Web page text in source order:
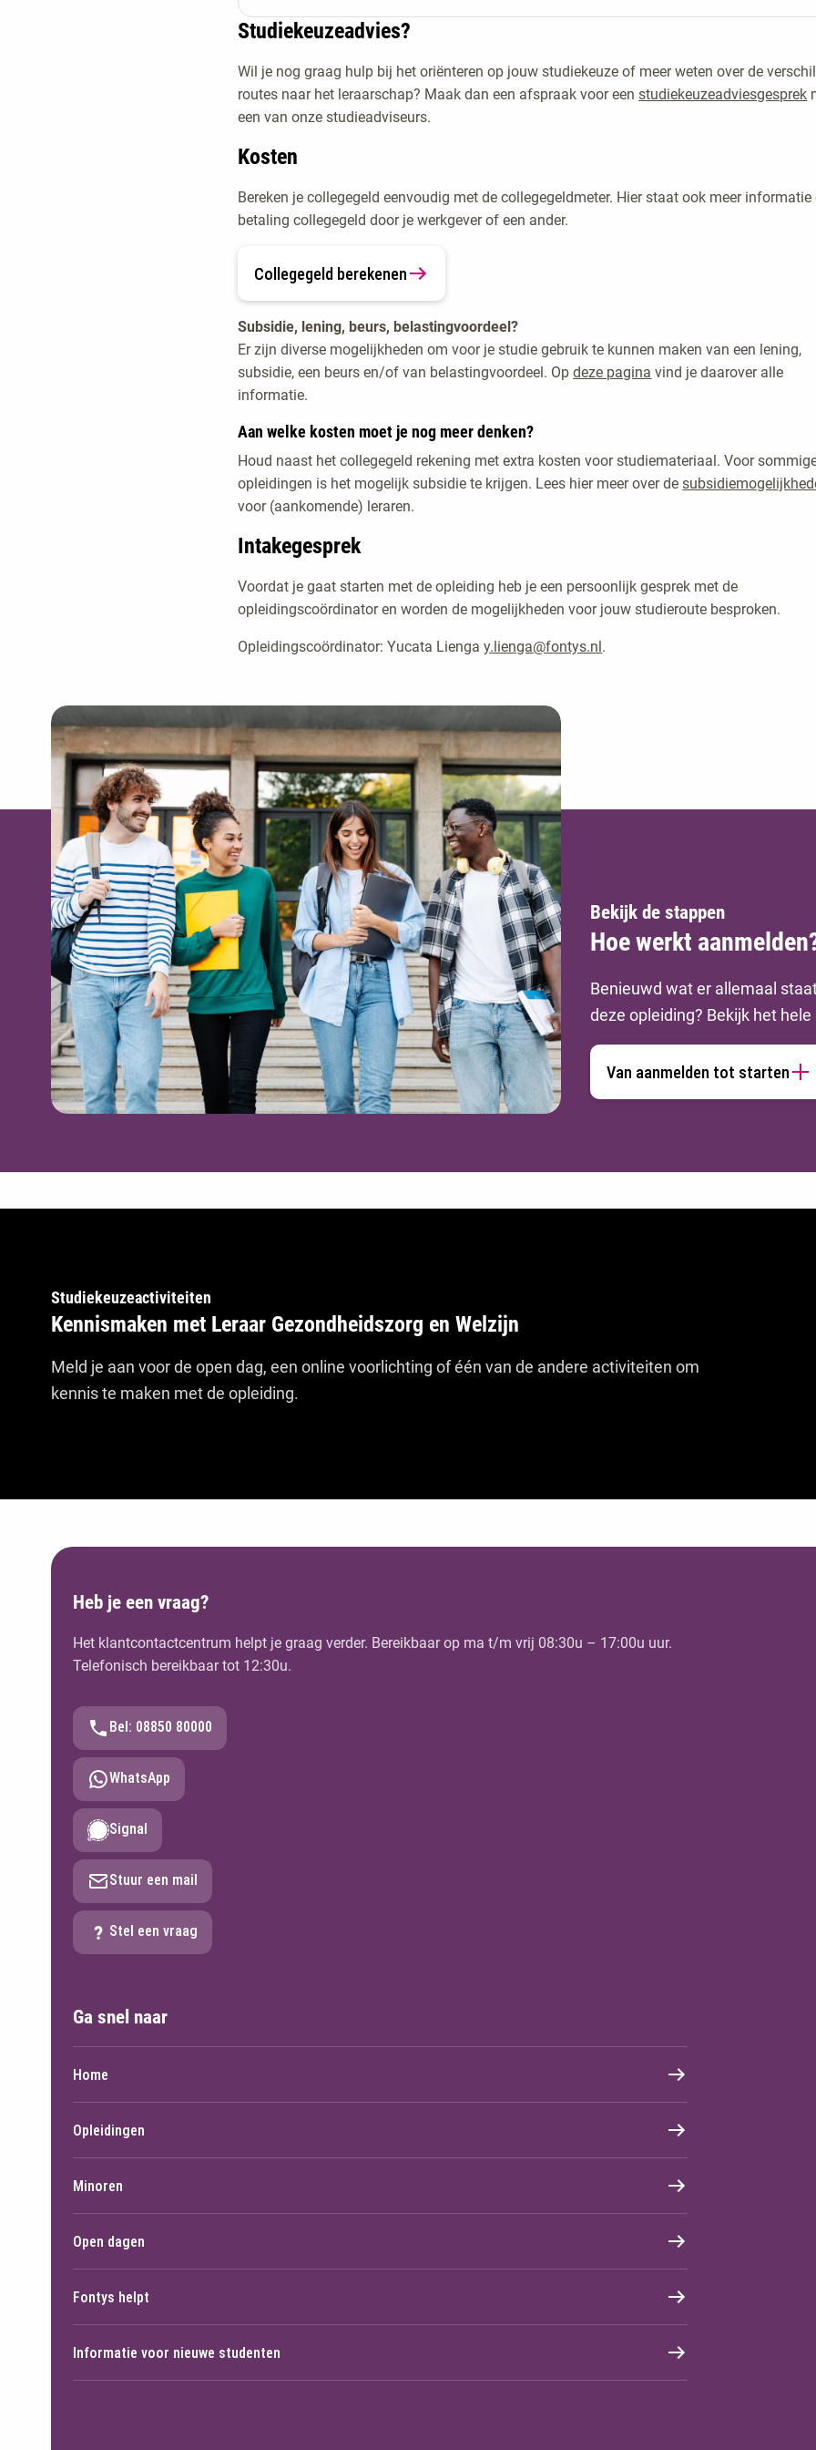
4)? Én ben je 21 jaar of ouder? Dan kun je eentoelatingsonderzoek 21+doen. Zo
je toch kunt starten met deze opleiding.
dan moeten we wél kijken of jouw diploma aan de eisen voldoet. Neem contact met
je diploma te laten waarderen.
een staatsexamendiploma NT2. Houd hierbij rekening met een wachttijd (± 3 weken
Studiekeuzeadvies?
Wil je nog graag hulp bij het oriënteren op jouw studiekeuze of meer weten over de
routes naar het leraarschap? Maak dan een afspraak voor eenstudiekeuzeadviesgesprek
een van onze studieadviseurs.
Kosten
Bereken je collegegeld eenvoudig met de collegegeldmeter. Hier staat ook meer informatie
betaling collegegeld door je werkgever of een ander.
Collegegeld berekenen
Subsidie, lening, beurs, belastingvoordeel?
Er zijn diverse mogelijkheden om voor je studie gebruik te kunnen maken van een lening,
subsidie, een beurs en/of van belastingvoordeel. Opdeze pagina vind je daarover alle
informatie.
Aan welke kosten moet je nog meer denken?
Houd naast het collegegeld rekening met extra kosten voor studiemateriaal. Voor
opleidingen is het mogelijk subsidie te krijgen. Lees hier meer over de
voor (aankomende) leraren.
Intakegesprek
Voordat je gaat starten met de opleiding heb je een persoonlijk gesprek met de
opleidingscoördinator en worden de mogelijkheden voor jouw studieroute besproken.
Opleidingscoördinator: Yucata Liengay.lienga@fontys.nl.
Bekijk de stappen
Hoe werkt
Benieuwd wat er allemaal
deze opleiding? Bekijk het
Van aanmelden tot starten
Studiekeuzeactiviteiten
Kennismaken met Leraar Gezondheidszorg en Welzijn
Meld je aan voor de open dag, een online voorlichting of één van de andere activiteiten om
kennis te maken met de opleiding.
Heb je een vraag?
Het klantcontactcentrum helpt je graag verder. Bereikbaar op ma t/m vrij 08:30u – 17:00u uur.
Telefonisch bereikbaar tot 12:30u.
Bel: 08850 80000
WhatsApp
Signal
Stuur een mail
Stel een vraag
Ga snel naar
Home
Opleidingen
Minoren
Open dagen
Fontys helpt
Informatie voor nieuwe studenten